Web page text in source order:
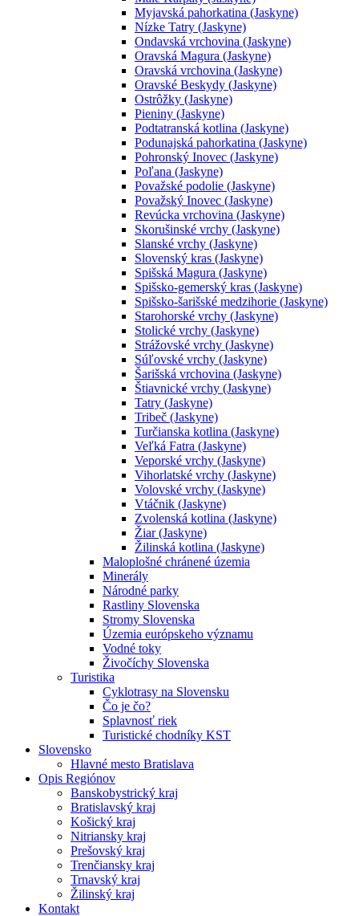
Myjavská pahorkatina (Jaskyne)
Nízke Tatry (Jaskyne)
Ondavská vrchovina (Jaskyne)
Oravská Magura (Jaskyne)
Oravská vrchovina (Jaskyne)
Oravské Beskydy (Jaskyne)
Ostrôžky (Jaskyne)
Pieniny (Jaskyne)
Podtatranská kotlina (Jaskyne)
Podunajská pahorkatina (Jaskyne)
Pohronský Inovec (Jaskyne)
Poľana (Jaskyne)
Považské podolie (Jaskyne)
Považský Inovec (Jaskyne)
Revúcka vrchovina (Jaskyne)
Skorušinské vrchy (Jaskyne)
Slanské vrchy (Jaskyne)
Slovenský kras (Jaskyne)
Spišská Magura (Jaskyne)
Spišsko-gemerský kras (Jaskyne)
Spišsko-šarišské medzihorie (Jaskyne)
Starohorské vrchy (Jaskyne)
Stolické vrchy (Jaskyne)
Strážovské vrchy (Jaskyne)
Súľovské vrchy (Jaskyne)
Šarišská vrchovina (Jaskyne)
Štiavnické vrchy (Jaskyne)
Tatry (Jaskyne)
Tribeč (Jaskyne)
Turčianska kotlina (Jaskyne)
Veľká Fatra (Jaskyne)
Veporské vrchy (Jaskyne)
Vihorlatské vrchy (Jaskyne)
Volovské vrchy (Jaskyne)
Vtáčnik (Jaskyne)
Zvolenská kotlina (Jaskyne)
Žiar (Jaskyne)
Žilinská kotlina (Jaskyne)
Maloplošné chránené územia
Minerály
Národné parky
Rastliny Slovenska
Stromy Slovenska
Územia európskeho významu
Vodné toky
Živočíchy Slovenska
Turistika
Cyklotrasy na Slovensku
Čo je čo?
Splavnosť riek
Turistické chodníky KST
Slovensko
Hlavné mesto Bratislava
Opis Regiónov
Banskobystrický kraj
Bratislavský kraj
Košický kraj
Nitriansky kraj
Prešovský kraj
Trenčiansky kraj
Trnavský kraj
Žilinský kraj
Kontakt